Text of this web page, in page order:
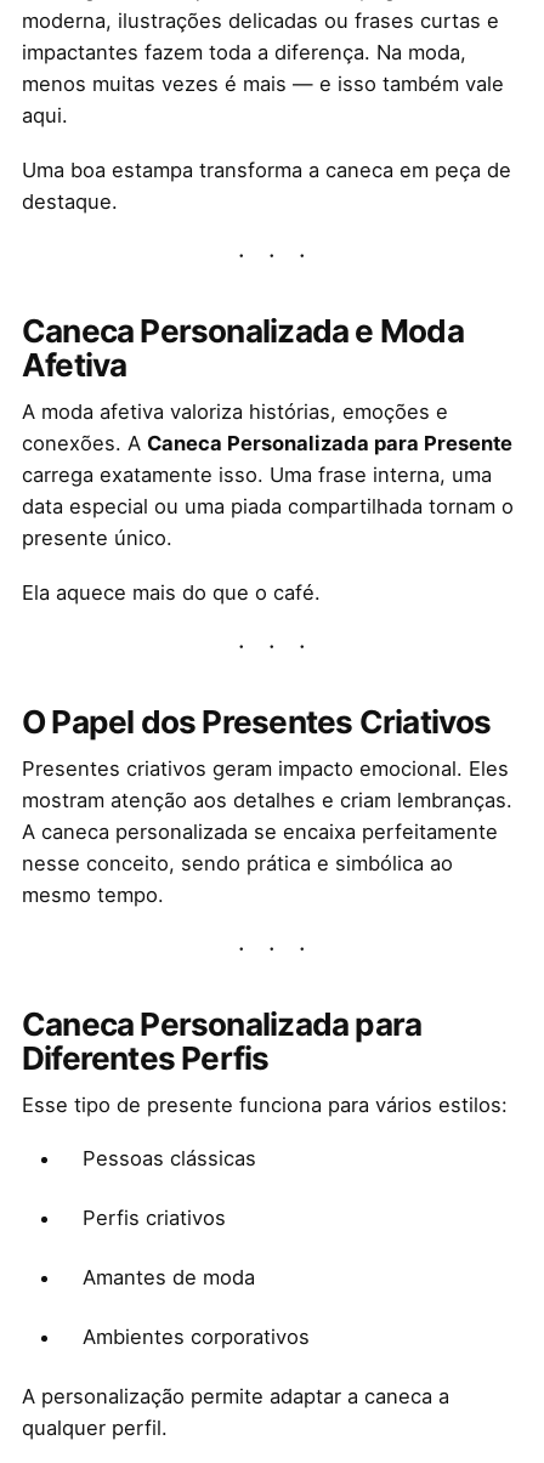
moderna, ilustrações delicadas ou frases curtas e
impactantes fazem toda a diferença. Na moda,
menos muitas vezes é mais — e isso também vale
aqui.
Uma boa estampa transforma a caneca em peça de
destaque.
Caneca Personalizada e Moda
Afetiva
A moda afetiva valoriza histórias, emoções e
conexões. A Caneca Personalizada para Presente
carrega exatamente isso. Uma frase interna, uma
data especial ou uma piada compartilhada tornam o
presente único.
Ela aquece mais do que o café.
O Papel dos Presentes Criativos
Presentes criativos geram impacto emocional. Eles
mostram atenção aos detalhes e criam lembranças.
A caneca personalizada se encaixa perfeitamente
nesse conceito, sendo prática e simbólica ao
mesmo tempo.
Caneca Personalizada para
Diferentes Perfis
Esse tipo de presente funciona para vários estilos:
Pessoas clássicas
Perfis criativos
Amantes de moda
Ambientes corporativos
A personalização permite adaptar a caneca a
qualquer perfil.